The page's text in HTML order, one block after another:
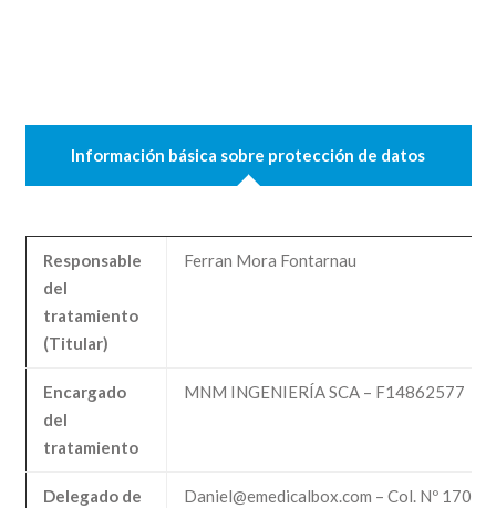
Información básica sobre protección de datos
Responsable
del
tratamiento
(Titular)
Ferran Mora Fontarnau
Encargado
del
tratamiento
MNM INGENIERÍA SCA – F14862577
Delegado de
Daniel@emedicalbox.com – Col. Nº 170